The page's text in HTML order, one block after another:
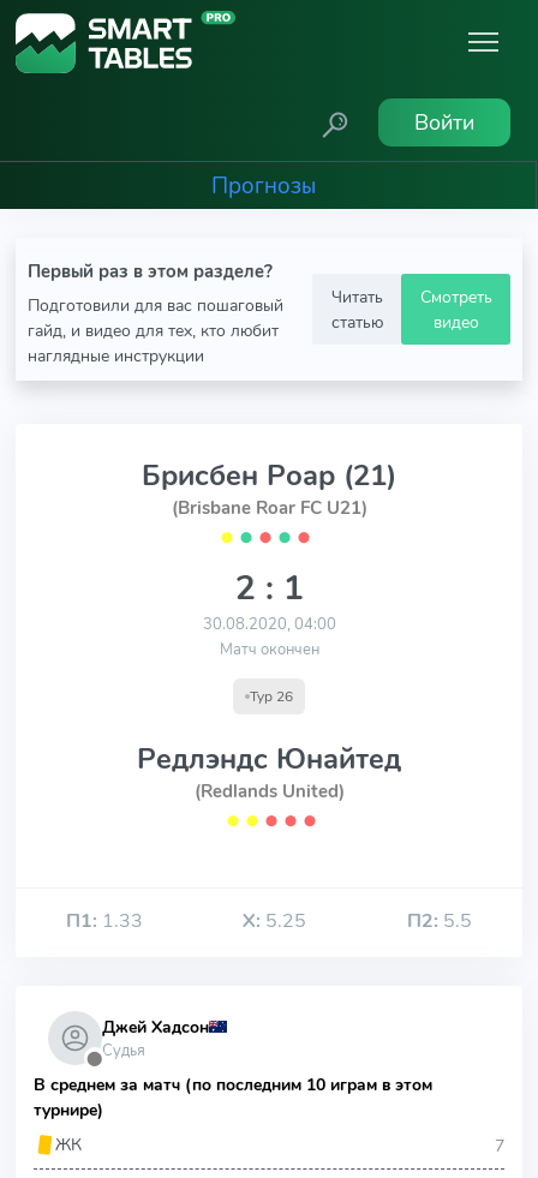
Войти
Прогнозы
Первый раз в этом разделе?
Подготовили для вас пошаговый
гайд, и видео для тех, кто любит
наглядные инструкции
Читать
статью
Смотреть
видео
Брисбен Роар (21)
(Brisbane Roar FC U21)
⬤ ⬤ ⬤ ⬤ ⬤
2 : 1
30.08.2020, 04:00
Матч окончен
Тур 26
Редлэндс Юнайтед
(Redlands United)
⬤ ⬤ ⬤ ⬤ ⬤
П1: 1.33 Х: 5.25 П2: 5.5
⬤
Джей Хадсон
Судья
В среднем за матч (по последним 10 играм в этом
турнире)
ЖК
7